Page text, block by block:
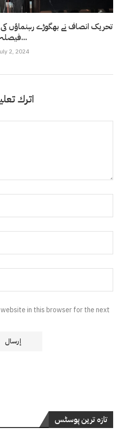
تحریک انصاف نے بھگوڑے رہنماؤں
فیصلہ...
2, 2024
اترك
website in this browser for the next
تازہ ترین پوسٹس